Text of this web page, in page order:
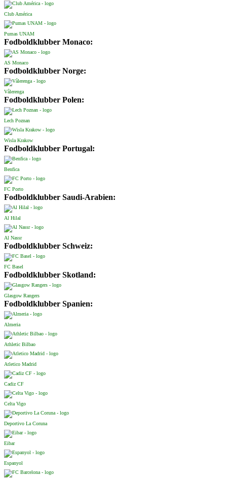
Club América
Pumas UNAM
Fodboldklubber Monaco:
AS Monaco
Fodboldklubber Norge:
Vålerenga
Fodboldklubber Polen:
Lech Poznan
Wisla Krakow
Fodboldklubber Portugal:
Benfica
FC Porto
Fodboldklubber Saudi-Arabien:
Al Hilal
Al Nassr
Fodboldklubber Schweiz:
FC Basel
Fodboldklubber Skotland:
Glasgow Rangers
Fodboldklubber Spanien:
Almeria
Athletic Bilbao
Atletico Madrid
Cadiz CF
Celta Vigo
Deportivo La Coruna
Eibar
Espanyol